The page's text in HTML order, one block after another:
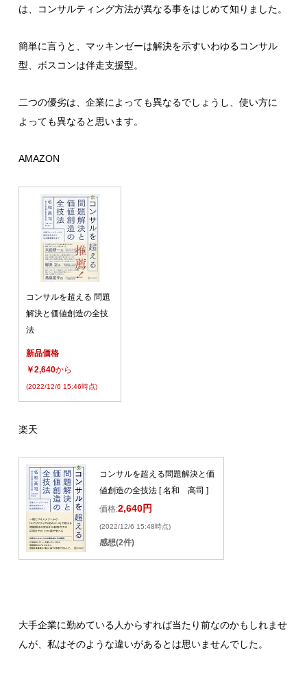
は、コンサルティング方法が異なる事をはじめて知りました。
簡単に言うと、マッキンゼーは解決を示すいわゆるコンサル
型、ボスコンは伴走支援型。
二つの優劣は、企業によっても異なるでしょうし、使い方に
よっても異なると思います。
AMAZON
コンサルを超える 問題
解決と価値創造の全技
法
新品価格
￥2,640から
(2022/12/6 15:46時点)
楽天
コンサルを超える問題解決と価
値創造の全技法 [ 名和 高司 ]
価格:2,640円
(2022/12/6 15:48時点)
感想(2件)
大手企業に勤めている人からすれば当たり前なのかもしれませ
んが、私はそのような違いがあるとは思いませんでした。